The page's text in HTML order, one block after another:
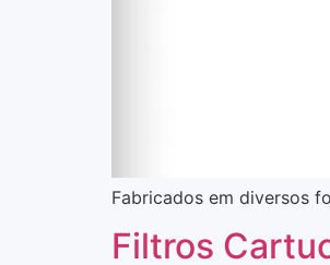
Fabricados em diversos
Filtros